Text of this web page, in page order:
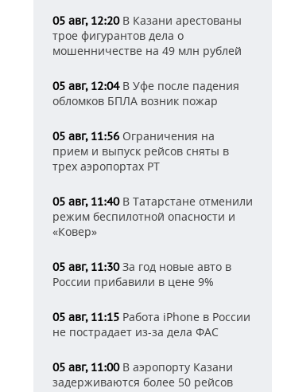
05 авг, 12:20В Казани арестованы
трое фигурантов дела о
мошенничестве на 49 млн рублей
05 авг, 12:04В Уфе после падения
обломков БПЛА возник пожар
05 авг, 11:56 Ограничения на
прием и выпуск рейсов сняты в
трех аэропортах РТ
05 авг, 11:40В Татарстане отменили
режим беспилотной опасности и
«Ковер»
05 авг, 11:30За год новые авто в
России прибавили в цене 9%
05 авг, 11:15 Работа iPhone в России
не пострадает из-за дела ФАС
05 авг, 11:00В аэропорту Казани
задерживаются более 50 рейсов